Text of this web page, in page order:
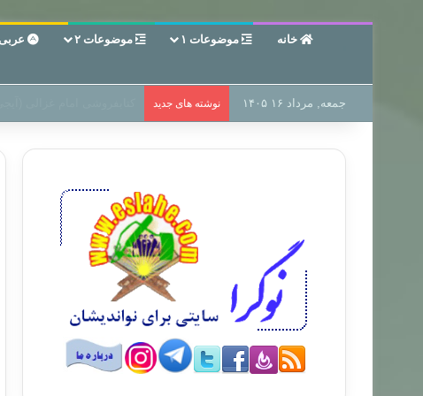
خانه موضوعات ۱ موضوعات ۲ عربی
جمعه, مرداد ۱۶ ۱۴۰۵ نوشته های جدید